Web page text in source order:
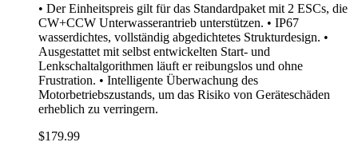
• Der Einheitspreis gilt für das Standardpaket mit 2 ESCs, die
CW+CCW Unterwasserantrieb unterstützen. • IP67
wasserdichtes, vollständig abgedichtetes Strukturdesign. •
Ausgestattet mit selbst entwickelten Start- und
Lenkschaltalgorithmen läuft er reibungslos und ohne
Frustration. • Intelligente Überwachung des
Motorbetriebszustands, um das Risiko von Geräteschäden
erheblich zu verringern.
$179.99